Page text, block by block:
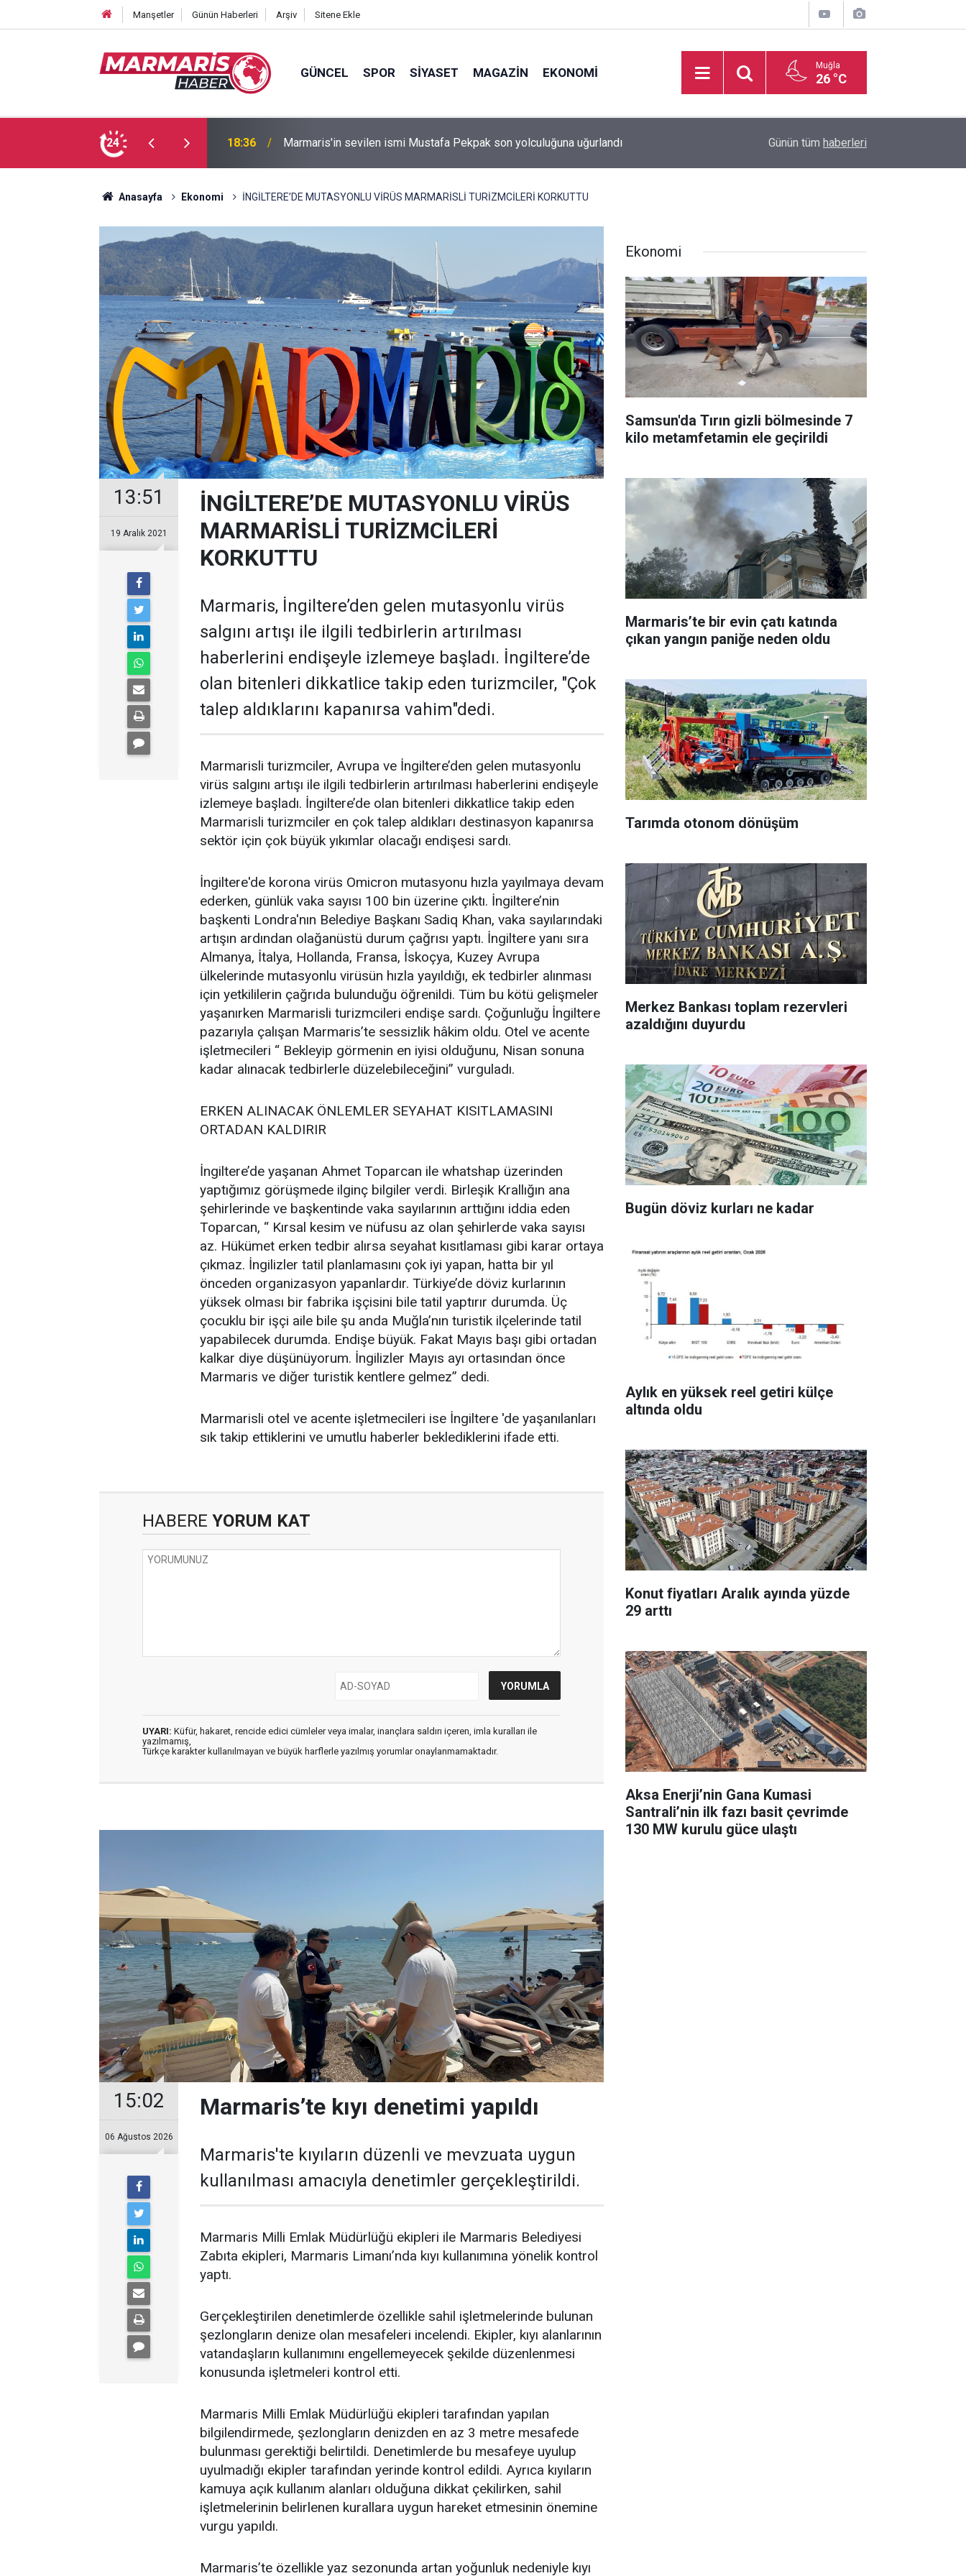
Manşetler Günün Haberleri Arşiv Sitene Ekle
GÜNCEL SPOR SIYASET MAGAZIN EKONOMI Muğla
26 °C
24
son yolculuğuna uğurlandı 16:35
Bakan Fidan: "Körfez'de devam eden savaş dikkatimizi Filistin meselesinden
ayırmadı"
Basketbol Süper Ligi’nde yeni sezonun fikstür
Günün tüm haberleri
Anasayfa Ekonomi İNGİLTERE’DE MUTASYONLU VİRÜS MARMARİSLİ TURİZMCİLERİ KORKUTTU
13:51
19 Aralık 2021
İNGİLTERE’DE MUTASYONLU VİRÜS
MARMARİSLİ TURİZMCİLERİ
KORKUTTU
Marmaris, İngiltere’den gelen mutasyonlu virüs
salgını artışı ile ilgili tedbirlerin artırılması
haberlerini endişeyle izlemeye başladı. İngiltere’de
olan bitenleri dikkatlice takip eden turizmciler, "Çok
talep aldıklarını kapanırsa vahim"dedi.
Marmarisli turizmciler, Avrupa ve İngiltere’den gelen mutasyonlu
virüs salgını artışı ile ilgili tedbirlerin artırılması haberlerini endişeyle
izlemeye başladı. İngiltere’de olan bitenleri dikkatlice takip eden
Marmarisli turizmciler en çok talep aldıkları destinasyon kapanırsa
sektör için çok büyük yıkımlar olacağı endişesi sardı.
İngiltere'de korona virüs Omicron mutasyonu hızla yayılmaya devam
ederken, günlük vaka sayısı 100 bin üzerine çıktı. İngiltere’nin
başkenti Londra'nın Belediye Başkanı Sadiq Khan, vaka sayılarındaki
artışın ardından olağanüstü durum çağrısı yaptı. İngiltere yanı sıra
Almanya, İtalya, Hollanda, Fransa, İskoçya, Kuzey Avrupa
ülkelerinde mutasyonlu virüsün hızla yayıldığı, ek tedbirler alınması
için yetkililerin çağrıda bulunduğu öğrenildi. Tüm bu kötü gelişmeler
yaşanırken Marmarisli turizmcileri endişe sardı. Çoğunluğu İngiltere
pazarıyla çalışan Marmaris’te sessizlik hâkim oldu. Otel ve acente
işletmecileri “ Bekleyip görmenin en iyisi olduğunu, Nisan sonuna
kadar alınacak tedbirlerle düzelebileceğini” vurguladı.
ERKEN ALINACAK ÖNLEMLER SEYAHAT KISITLAMASINI
ORTADAN KALDIRIR
İngiltere’de yaşanan Ahmet Toparcan ile whatshap üzerinden
yaptığımız görüşmede ilginç bilgiler verdi. Birleşik Krallığın ana
şehirlerinde ve başkentinde vaka sayılarının arttığını iddia eden
Toparcan, “ Kırsal kesim ve nüfusu az olan şehirlerde vaka sayısı
az. Hükümet erken tedbir alırsa seyahat kısıtlaması gibi karar ortaya
çıkmaz. İngilizler tatil planlamasını çok iyi yapan, hatta bir yıl
önceden organizasyon yapanlardır. Türkiye’de döviz kurlarının
yüksek olması bir fabrika işçisini bile tatil yaptırır durumda. Üç
çocuklu bir işçi aile bile şu anda Muğla’nın turistik ilçelerinde tatil
yapabilecek durumda. Endişe büyük. Fakat Mayıs başı gibi ortadan
kalkar diye düşünüyorum. İngilizler Mayıs ayı ortasından önce
Marmaris ve diğer turistik kentlere gelmez” dedi.
Marmarisli otel ve acente işletmecileri ise İngiltere 'de yaşanılanları
sık takip ettiklerini ve umutlu haberler beklediklerini ifade etti.
HABERE YORUM KAT
UYARI: Küfür, hakaret, rencide edici cümleler veya imalar, inançlara saldırı içeren, imla kuralları ile
yazılmamış,
Türkçe karakter kullanılmayan ve büyük harflerle yazılmış yorumlar onaylanmamaktadır.
15:02
06 Ağustos 2026
Marmaris’te kıyı denetimi yapıldı
Marmaris'te kıyıların düzenli ve mevzuata uygun
kullanılması amacıyla denetimler gerçekleştirildi.
Marmaris Milli Emlak Müdürlüğü ekipleri ile Marmaris Belediyesi
Zabıta ekipleri, Marmaris Limanı’nda kıyı kullanımına yönelik kontrol
yaptı.
Gerçekleştirilen denetimlerde özellikle sahil işletmelerinde bulunan
şezlongların denize olan mesafeleri incelendi. Ekipler, kıyı alanlarının
vatandaşların kullanımını engellemeyecek şekilde düzenlenmesi
konusunda işletmeleri kontrol etti.
Marmaris Milli Emlak Müdürlüğü ekipleri tarafından yapılan
bilgilendirmede, şezlongların denizden en az 3 metre mesafede
bulunması gerektiği belirtildi. Denetimlerde bu mesafeye uyulup
uyulmadığı ekipler tarafından yerinde kontrol edildi. Ayrıca kıyıların
kamuya açık kullanım alanları olduğuna dikkat çekilirken, sahil
işletmelerinin belirlenen kurallara uygun hareket etmesinin önemine
vurgu yapıldı.
Marmaris’te özellikle yaz sezonunda artan yoğunluk nedeniyle kıyı
Ekonomi
Samsun'da Tırın gizli bölmesinde 7
kilo metamfetamin ele geçirildi
Marmaris’te bir evin çatı katında
çıkan yangın paniğe neden oldu
Tarımda otonom dönüşüm
Merkez Bankası toplam rezervleri
azaldığını duyurdu
Bugün döviz kurları ne kadar
Aylık en yüksek reel getiri külçe
altında oldu
Konut fiyatları Aralık ayında yüzde
29 arttı
Aksa Enerji’nin Gana Kumasi
Santrali’nin ilk fazı basit çevrimde
130 MW kurulu güce ulaştı